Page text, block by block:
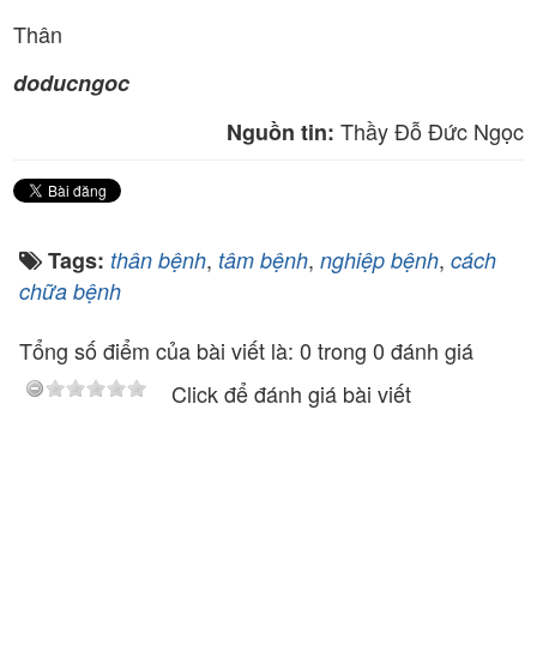
Thân
doducngoc
Nguồn tin: Thầy Đỗ Đức Ngọc
Tags: thân bệnh, tâm bệnh, nghiệp bệnh, cách
chữa bệnh
Tổng số điểm của bài viết là: 0 trong 0 đánh giá
Click để đánh giá bài viết